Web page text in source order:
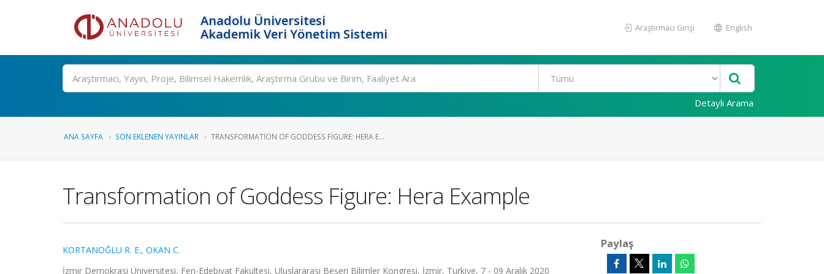
Anadolu Üniversitesi
Akademik Veri Yönetim Sistemi
Araştırmacı Girişi English
Ara
Detaylı Arama
ANA SAYFA SON EKLENEN YAYINLAR TRANSFORMATION OF GODDESS FIGURE: HERA E...
Transformation of Goddess Figure: Hera Example
KORTANOĞLU R. E., OKAN C.
İzmir Demokrasi Üniversitesi, Fen-Edebiyat Fakültesi, Uluslararası Beşeri Bilimler Kongresi, İzmir, Türkiye, 7 - 09 Aralık 2020
Paylaş